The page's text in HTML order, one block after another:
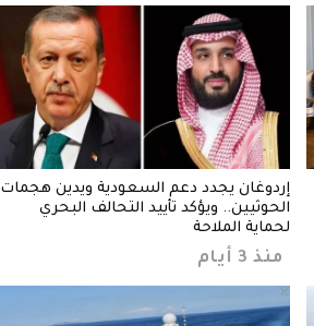
إردوغان يجدد دعم السعودية ويدين هجمات
الحوثيين.. ويؤكد تأييد التحالف البحري
لحماية الملاحة
منذ 3 أيام